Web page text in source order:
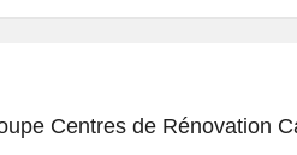
Centres de Rénovation